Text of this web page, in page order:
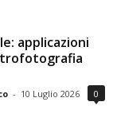
applicazioni
- 10 Luglio 2026 0